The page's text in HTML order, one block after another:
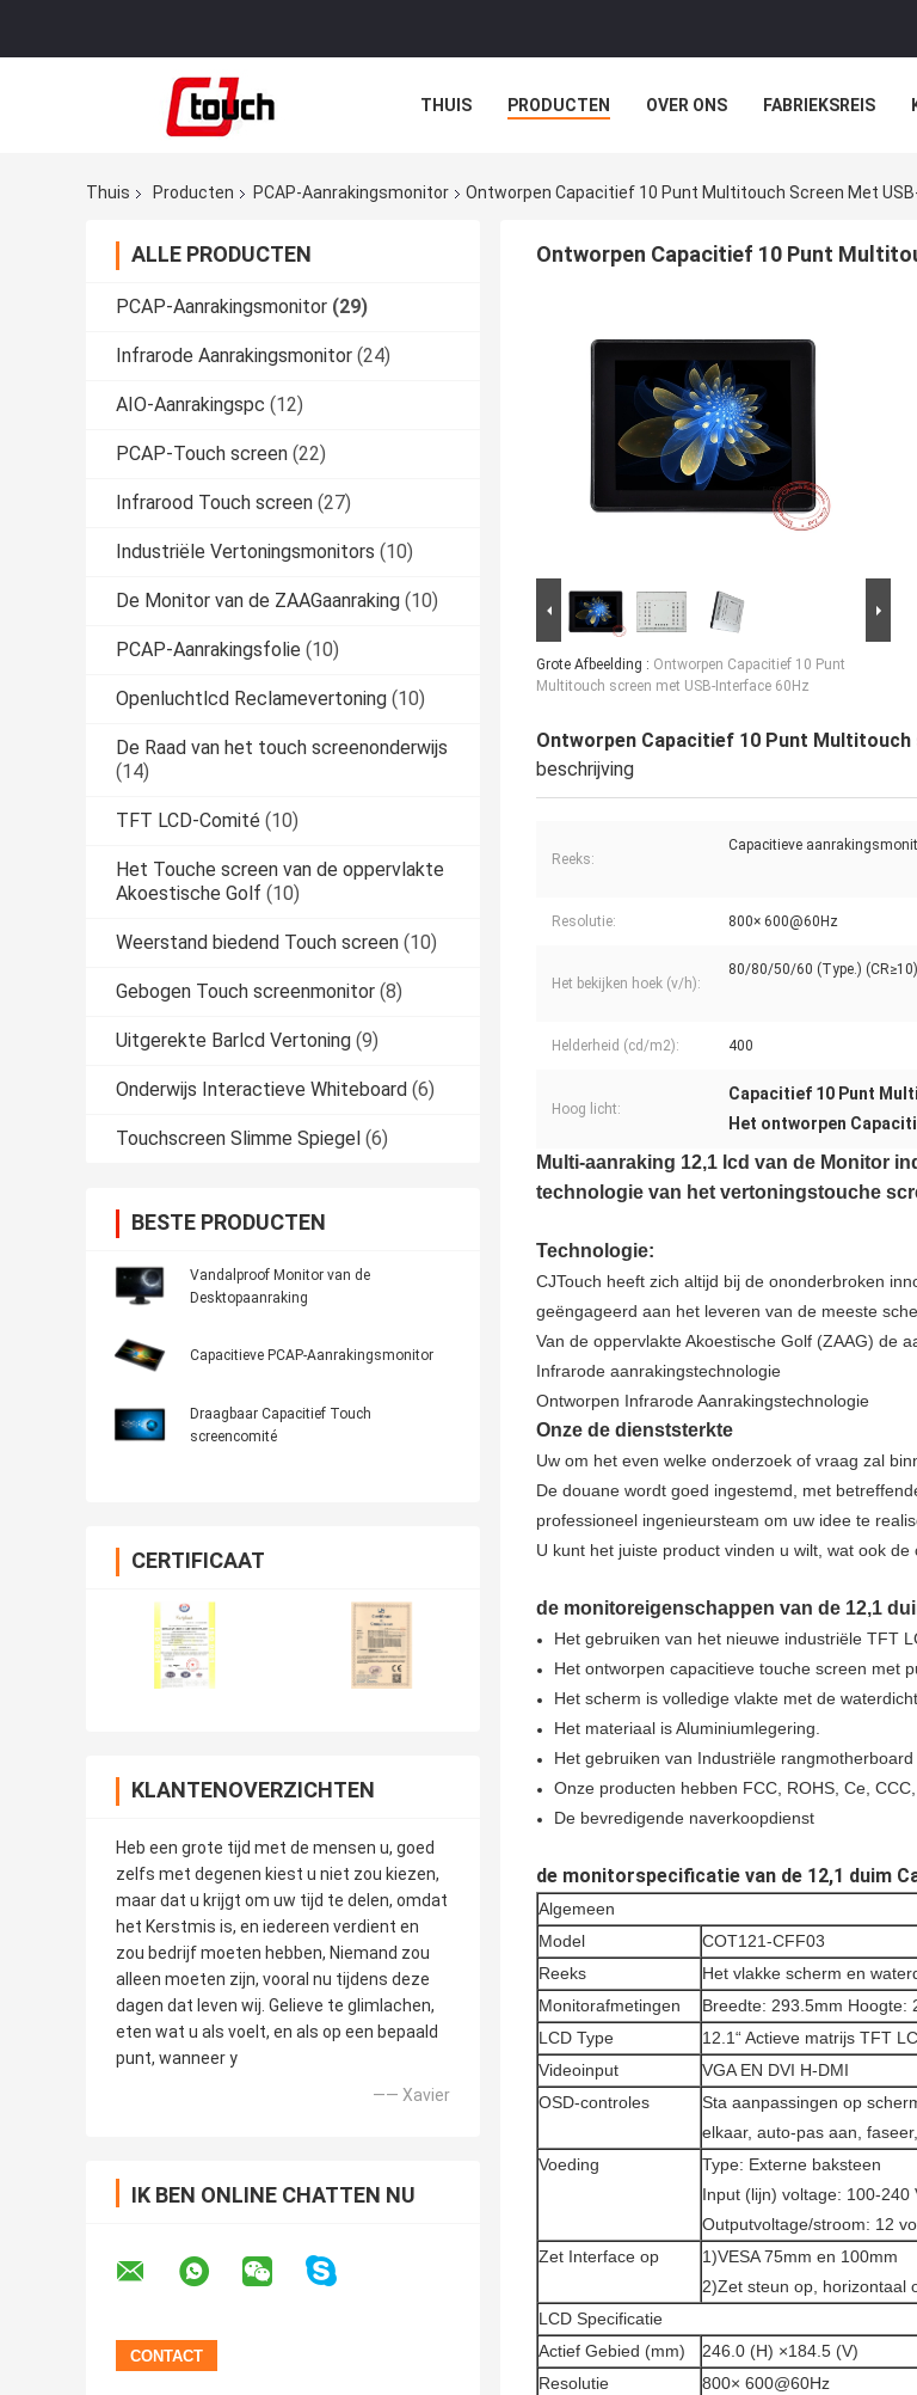
THUIS PRODUCTEN OVER ONS FABRIEKSREIS
Thuis Producten PCAP-Aanrakingsmonitor Ontworpen Capacitief 10 Punt Multitouch Screen Met
ALLE PRODUCTEN
PCAP-Aanrakingsmonitor (29)
Infrarode Aanrakingsmonitor (24)
AIO-Aanrakingspc (12)
PCAP-Touch screen (22)
Infrarood Touch screen (27)
Industriële Vertoningsmonitors (10)
De Monitor van de ZAAGaanraking (10)
PCAP-Aanrakingsfolie (10)
Openluchtlcd Reclamevertoning (10)
De Raad van het touch screenonderwijs
(14)
TFT LCD-Comité (10)
Het Touche screen van de oppervlakte
Akoestische Golf (10)
Weerstand biedend Touch screen (10)
Gebogen Touch screenmonitor (8)
Uitgerekte Barlcd Vertoning (9)
Onderwijs Interactieve Whiteboard (6)
Touchscreen Slimme Spiegel (6)
BESTE PRODUCTEN
Vandalproof Monitor van de
Desktopaanraking
Capacitieve PCAP-Aanrakingsmonitor
Draagbaar Capacitief Touch
screencomité
CERTIFICAAT
KLANTENOVERZICHTEN
Heb een grote tijd met de mensen u, goed
zelfs met degenen kiest u niet zou kiezen,
maar dat u krijgt om uw tijd te delen, omdat
het Kerstmis is, en iedereen verdient en
zou bedrijf moeten hebben, Niemand zou
alleen moeten zijn, vooral nu tijdens deze
dagen dat leven wij. Gelieve te glimlachen,
eten wat u als voelt, en als op een bepaald
punt, wanneer y
—— Xavier
IK BEN ONLINE CHATTEN NU
Ontworpen Capacitief 10 Punt
Grote Afbeelding : Ontworpen Capacitief 10 Punt
Multitouch screen met USB-Interface 60Hz
Ontworpen Capacitief 10 Punt
beschrijving
Reeks:
Capacitieve
Resolutie: 800× 600@60Hz
Het bekijken hoek (v/h):
80/80/50/60 (Type.) (CR≥10)
Helderheid (cd/m2): 400
Hoog licht:
Capacitief 10 Punt
Het ontworpen
Multi-aanraking 12,1 lcd van de Monitor
technologie van het vertoningstouche
Technologie:
CJTouch heeft zich altijd bij de ononderbroken
geëngageerd aan het leveren van de meeste
Van de oppervlakte Akoestische Golf (ZAAG) de
Infrarode aanrakingstechnologie
Ontworpen Infrarode Aanrakingstechnologie
Onze de dienststerkte
Uw om het even welke onderzoek of vraag zal
De douane wordt goed ingestemd, met
professioneel ingenieursteam om uw idee te
U kunt het juiste product vinden u wilt, wat ook
de monitoreigenschappen van de 12,1
Het gebruiken van het nieuwe industriële TFT
Het ontworpen capacitieve touche screen met
Het scherm is volledige vlakte met de
Het materiaal is Aluminiumlegering.
Het gebruiken van Industriële
Onze producten hebben FCC, ROHS, Ce,
De bevredigende naverkoopdienst
de monitorspecificatie van de 12,1 duim
Algemeen
Model
COT121-CFF03
Reeks
Het vlakke scherm en
Monitorafmetingen
Breedte: 293.5mm Hoogte:
LCD Type
12.1“ Actieve matrijs TFT
Videoinput
VGA EN DVI H-DMI
OSD-controles
Sta aanpassingen op
elkaar, auto-pas aan,
Voeding
Type: Externe baksteen
Input (lijn) voltage: 100-240
Outputvoltage/stroom: 12
Zet Interface op
1)VESA 75mm en 100mm
2)Zet steun op, horizontaal
LCD Specificatie
Actief Gebied (mm)
246.0 (H) ×184.5 (V)
Resolutie
800× 600@60Hz